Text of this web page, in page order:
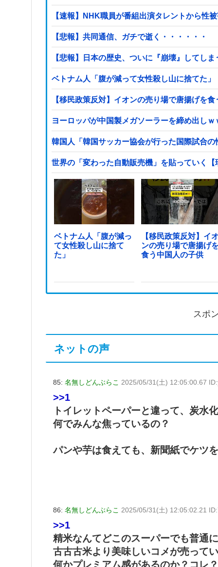
【速報】NHK職員が番組出演タレントから性
【悲報】共同通信、ガチで逝く・・・・・・
【悲報】日本の歴史、ついに『崩壊』してし
ベトナム人「腹が減って女性殺し山に捨てた」
【移民政策反対】イオンの売り場で唐揚げを
ヨーロッパが中国製メガソーラーを締め出しｗ
韓国人「韓国サッカー協会が行った国際試合
世界の「変わった自動販売機」を貼っていく【
ベトナム人「腹が減っ
て女性殺し山に捨て
た」
【移民政策反対】イ
ンの売り場で唐揚げ
食う中国人の子供
スポ
ネットの声
85: 名無しどんぶらこ 2025/05/31(土) 12:05:00.67
>>1
トイレットペーパーと違って、炭水
何でみんな焦っているの？
パンや芋は食えても、新聞紙でケツ
86: 名無しどんぶらこ 2025/05/31(土) 12:05:02.21
>>1
精米なんてどこのスーパーでも普通
古古古米より美味しいコメが売って
何かプレミアム感があるのか？コレ？